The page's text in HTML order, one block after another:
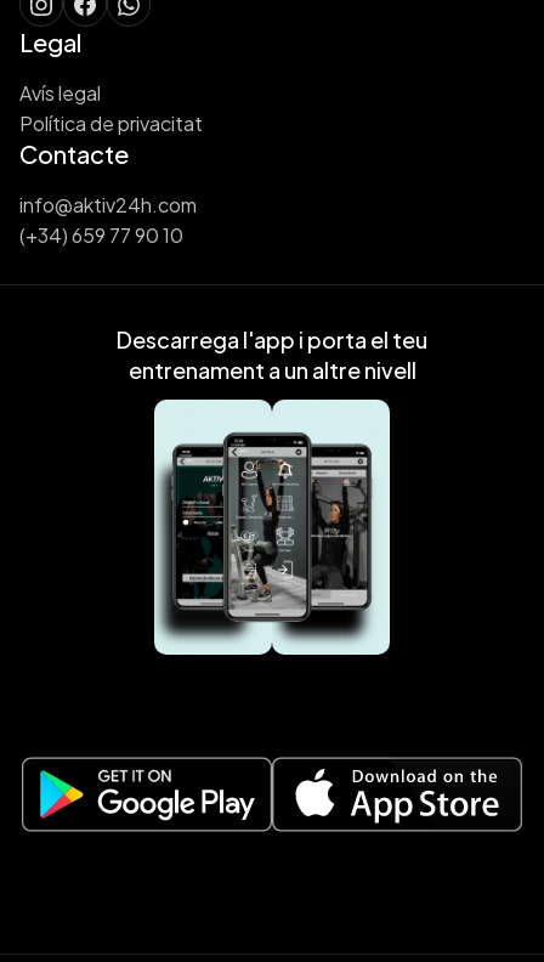
Legal
Avís legal
Política de privacitat
Contacte
info@aktiv24h.com
(+34) 659 77 90 10
Descarrega l'app i porta el teu
entrenament a un altre nivell